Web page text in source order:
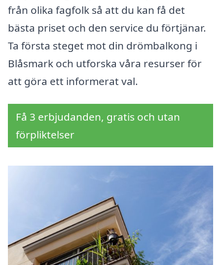
från olika fagfolk så att du kan få det
bästa priset och den service du förtjänar.
Ta första steget mot din drömbalkong i
Blåsmark och utforska våra resurser för
att göra ett informerat val.
Få 3 erbjudanden, gratis och utan
förpliktelser